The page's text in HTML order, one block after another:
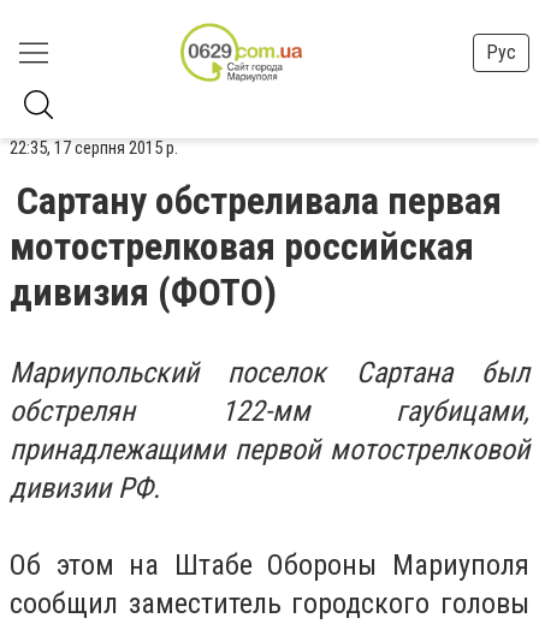
Рус
22:35, 17 серпня 2015 р.
Сартану обстреливала первая
мотострелковая российская
дивизия (ФОТО)
Мариупольский поселок Сартана был
обстрелян 122-мм гаубицами,
принадлежащими первой мотострелковой
дивизии РФ.
Об этом на Штабе Обороны Мариуполя
сообщил заместитель городского головы